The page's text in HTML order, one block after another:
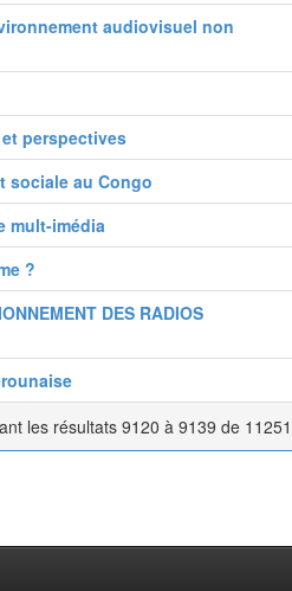
audiovisuel non
perspectives
sociale au Congo
mult-imédia
?
DES RADIOS
les résultats 9120 à 9139 de 11251